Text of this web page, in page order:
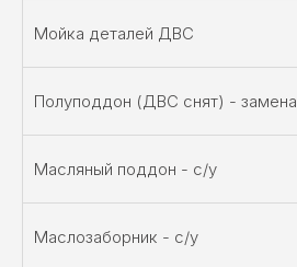
Мойка деталей ДВС
Полуподдон (ДВС снят) - замена
Масляный поддон - с/у
Маслозаборник - с/у